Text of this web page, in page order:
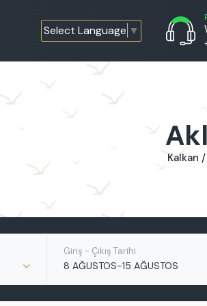
Select Language ▼
Kalkan
Giriş - Çıkış Tarihi
8 AĞUSTOS-15 AĞUSTOS